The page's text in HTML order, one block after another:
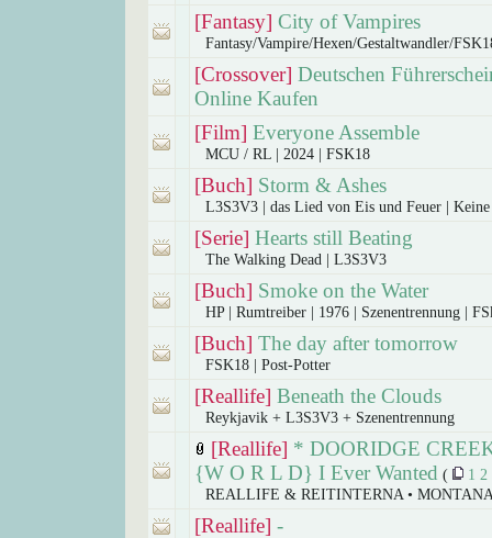
[Fantasy] City of Vampires
Fantasy/Vampire/Hexen/Gestaltwandler/
[Crossover] Deutschen
Online Kaufen
[Film] Everyone Assemble
MCU / RL | 2024 | FSK18
[Buch] Storm & Ashes
L3S3V3 | das Lied von Eis und Feuer |
[Serie] Hearts still Beating
The Walking Dead | L3S3V3
[Buch] Smoke on the Water
HP | Rumtreiber | 1976 | Szenentrennung |
[Buch] The day after tomorrow
FSK18 | Post-Potter
[Reallife] Beneath the Clouds
Reykjavik + L3S3V3 + Szenentrennung
[Reallife] * DOORIDGE
{W O R L D} I Ever Wanted ( 1 2
REALLIFE & REITINTERNA •
[Reallife] -